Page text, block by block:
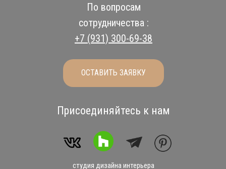
По вопросам
сотрудничества :
+7 (931) 300-69-38
Присоединяйтесь к нам
студия дизайна интерьера
ОСТАВИТЬ ЗАЯВКУ